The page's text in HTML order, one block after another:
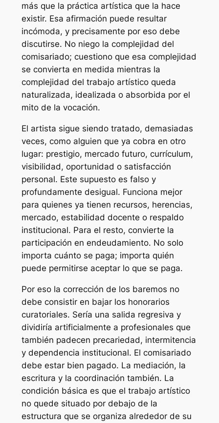
más que la práctica artística que la hace
existir. Esa afirmación puede resultar
incómoda, y precisamente por eso debe
discutirse. No niego la complejidad del
comisariado; cuestiono que esa complejidad
se convierta en medida mientras la
complejidad del trabajo artístico queda
naturalizada, idealizada o absorbida por el
mito de la vocación.
El artista sigue siendo tratado, demasiadas
veces, como alguien que ya cobra en otro
lugar: prestigio, mercado futuro, currículum,
visibilidad, oportunidad o satisfacción
personal. Este supuesto es falso y
profundamente desigual. Funciona mejor
para quienes ya tienen recursos, herencias,
mercado, estabilidad docente o respaldo
institucional. Para el resto, convierte la
participación en endeudamiento. No solo
importa cuánto se paga; importa quién
puede permitirse aceptar lo que se paga.
Por eso la corrección de los baremos no
debe consistir en bajar los honorarios
curatoriales. Sería una salida regresiva y
dividiría artificialmente a profesionales que
también padecen precariedad, intermitencia
y dependencia institucional. El comisariado
debe estar bien pagado. La mediación, la
escritura y la coordinación también. La
condición básica es que el trabajo artístico
no quede situado por debajo de la
estructura que se organiza alrededor de su